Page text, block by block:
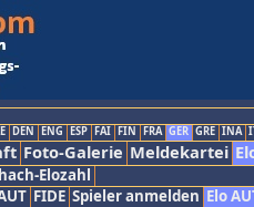
DEN ENG ESP FAI FIN FRA GER GRE INA
Foto-Galerie Meldekartei
Elozahl
FIDE Spieler anmelden Elo